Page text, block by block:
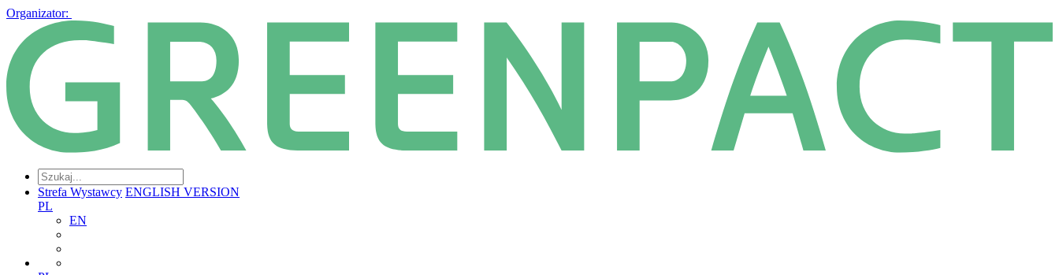
Organizator:
Strefa Wystawcy ENGLISH VERSION
PL
EN